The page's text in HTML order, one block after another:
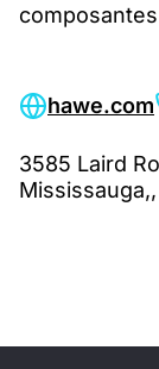
hawe.com
3585 Laird